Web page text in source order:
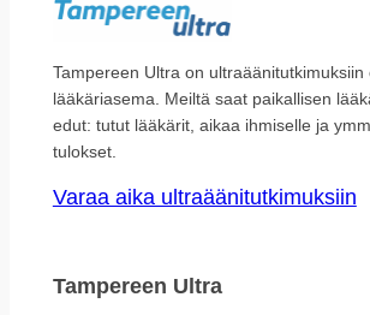
Tampereen Ultra on ultraäänitutkimuksiin
lääkäriasema. Meiltä saat paikallisen
edut: tutut lääkärit, aikaa ihmiselle ja
tulokset.
Varaa aika ultraäänitutkimuksiin
Tampereen Ultra